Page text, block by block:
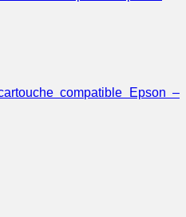
compatible Epson –